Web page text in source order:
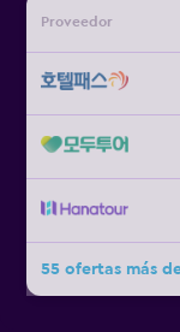
Proveedor
55 ofertas más